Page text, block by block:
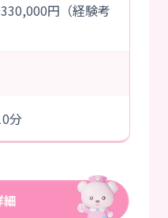
円（経験考
分